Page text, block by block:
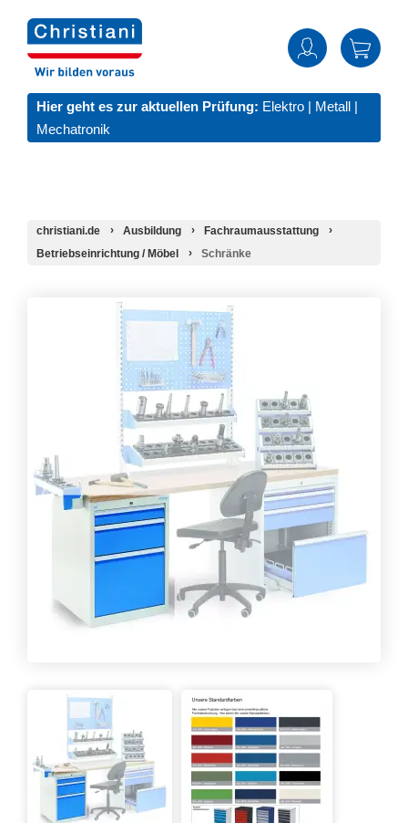
Hier geht es zur aktuellen Prüfung: Elektro | Metall |
Mechatronik
christiani.de Ausbildung
Fachraumausstattung
Betriebseinrichtung / Möbel
Schränke